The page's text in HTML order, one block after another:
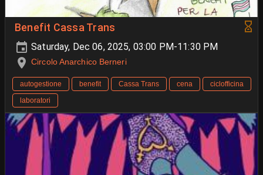
Benefit Cassa Trans
Saturday, Dec 06, 2025, 03:00 PM-11:30 PM
Circolo Anarchico Berneri
autogestione benefit Cassa Trans cena
ciclofficina
laboratori